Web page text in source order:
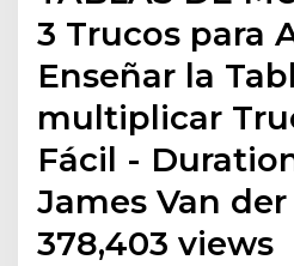
3 Trucos para
Enseñar la
multiplicar
Fácil - Duration:
James Van
378,403 views